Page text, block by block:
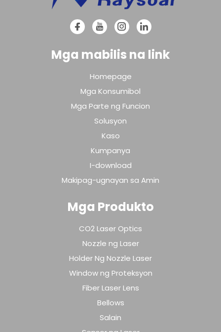
Mga mabilis na link
Homepage
Mga Konsumibol
Mga Parte ng Funcion
Solusyon
Kaso
Kumpanya
I-download
Makipag-ugnayan sa Amin
Mga Produkto
CO2 Laser Optics
Nozzle ng Laser
Holder Ng Nozzle Laser
Window ng Proteksyon
Fiber Laser Lens
Bellows
Salain